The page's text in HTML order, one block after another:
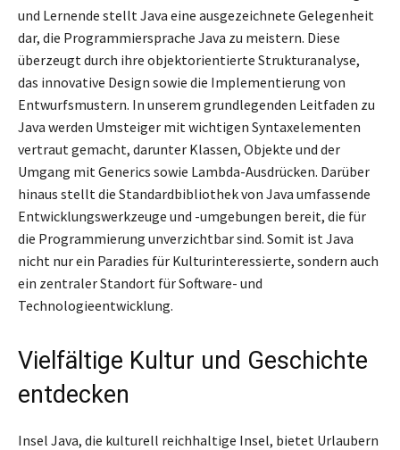
und Lernende stellt Java eine ausgezeichnete Gelegenheit
dar, die Programmiersprache Java zu meistern. Diese
überzeugt durch ihre objektorientierte Strukturanalyse,
das innovative Design sowie die Implementierung von
Entwurfsmustern. In unserem grundlegenden Leitfaden zu
Java werden Umsteiger mit wichtigen Syntaxelementen
vertraut gemacht, darunter Klassen, Objekte und der
Umgang mit Generics sowie Lambda-Ausdrücken. Darüber
hinaus stellt die Standardbibliothek von Java umfassende
Entwicklungswerkzeuge und -umgebungen bereit, die für
die Programmierung unverzichtbar sind. Somit ist Java
nicht nur ein Paradies für Kulturinteressierte, sondern auch
ein zentraler Standort für Software- und
Technologieentwicklung.
Vielfältige Kultur und Geschichte
entdecken
Insel Java, die kulturell reichhaltige Insel, bietet Urlaubern